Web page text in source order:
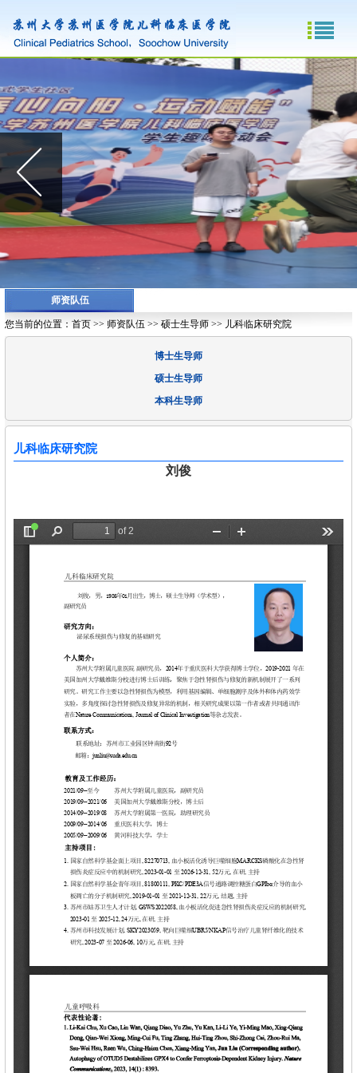
师资队伍
您当前的位置： 首页 >> 师资队伍 >> 硕士生导师 >> 儿科临床研究院
博士生导师
硕士生导师
本科生导师
儿科临床研究院
刘俊